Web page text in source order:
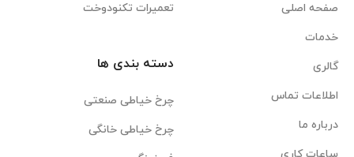
صفحه اصلی
خدمات
گالری
اطلاعات تماس
درباره ما
تعمیرات تکنودوخت
دسته بندی ها
چرخ خیاطی صنعتی
چرخ خیاطی خانگی